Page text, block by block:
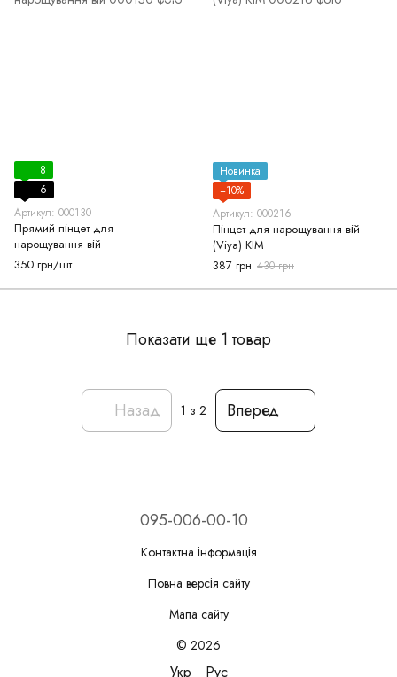
8
6
Артикул: 000130
Прямий пінцет для
нарощування вій
350 грн/шт.
Новинка
−10%
Артикул: 000216
Пінцет для нарощування вій
(Viya) KIM
387 грн 430 грн
Показати ще 1 товар
Назад 1 з 2 Вперед
095-006-00-10
Контактна інформація
Повна версія сайту
Мапа сайту
© 2026
Укр Рус